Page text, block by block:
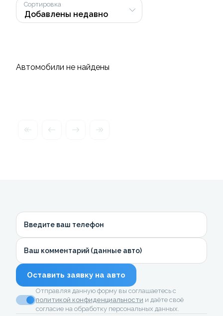
Сортировка
Автомобили не найдены
Введите ваш телефон
Ваш комментарий (данные авто)
Оставить заявку на авто
Отправляя данную форму вы соглашаетесь с
политикой конфиденциальности и даёте своё
согласие на обработку персональных данных.